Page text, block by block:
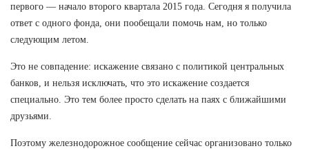
первого — начало второго квартала 2015 года. Сегодня я получила
ответ с одного фонда, они пообещали помочь нам, но только
следующим летом.
Это не совпадение: искажение связано с политикой центральных
банков, и нельзя исключать, что это искажение создается
специально. Это тем более просто сделать на паях с ближайшими
друзьями.
Поэтому железнодорожное сообщение сейчас организовано только